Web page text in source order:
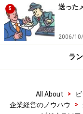
5 送った
2006/10/
ラ
All About >
企業経営のノウハウ
>